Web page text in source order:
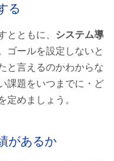
る
とともに、 システム導
ゴールを設定しないと
と言えるのかわからな
課題をいつまでに・ど
定めましょう。
があるか